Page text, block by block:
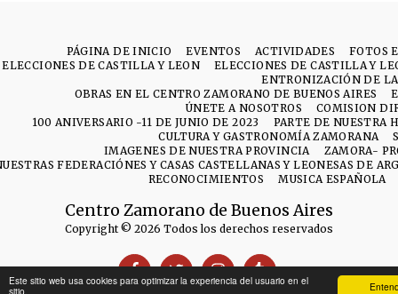
Este sitio web usa cookies para optimizar la experiencia del usuario en el
sitio.
Centro Zamorano de Buenos Aires
Copyright © 2026 Todos los derechos reservados
PÁGINA DE INICIO EVENTOS ACTIVIDADES
FOTOS
ELECCIONES DE CASTILLA Y LEON
ELECCIONES DE CASTILLA Y
ENTRONIZACIÓN DE
OBRAS EN EL CENTRO ZAMORANO DE BUENOS AIRES
ÚNETE A NOSOTROS
COMISION
100 ANIVERSARIO -11 DE JUNIO DE 2023
PARTE DE NUESTRA
CULTURA Y GASTRONOMÍA ZAMORANA
IMAGENES DE NUESTRA PROVINCIA
ZAMORA-
FEDERACIÓNES Y CASAS CASTELLANAS Y LEONESAS DE
RECONOCIMIENTOS
MUSICA ESPAÑOLA